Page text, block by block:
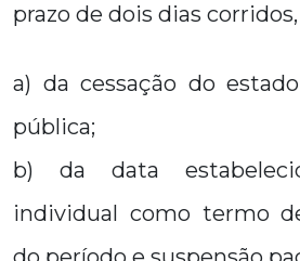
prazo de dois dias
a) da cessação do
pública;
b) da data
individual como termo